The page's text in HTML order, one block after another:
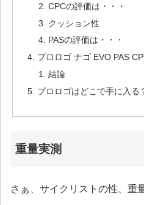
CPCの評価は・・・
クッション性
PASの評価は・・・
プロロゴ ナゴ EVO PAS
結論
プロロゴはどこで手に入る
重量実測
さぁ、サイクリストの性、重